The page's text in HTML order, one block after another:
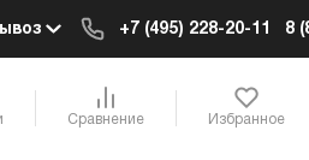
+7 (495) 228-20-11 8
Сравнение Избранное